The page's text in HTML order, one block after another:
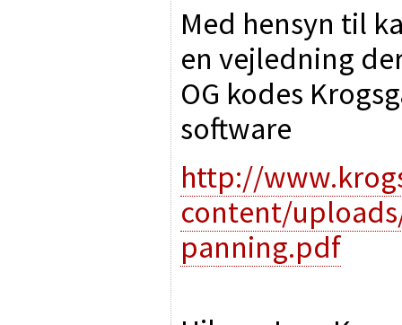
Med hensyn til
en vejledning
OG kodes
software
http://
content/
panning.pdf